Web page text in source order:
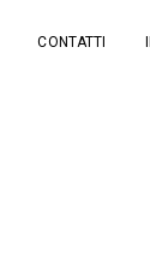
CONTATTI